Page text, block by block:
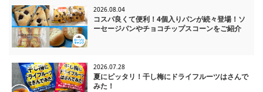
2026.08.04
コスパ良くて便利！4個入りパンが続々登場！ソ
ーセージパンやチョコチップスコーンをご紹介
2026.07.28
夏にピッタリ！干し梅にドライフルーツはさんで
みた！